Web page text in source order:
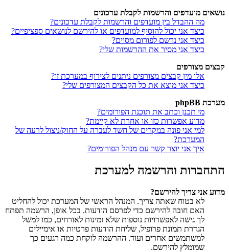
נושאים מועדפים והרשמות לקבלת עדכונים
מה ההבדל בין מועדפים והרשמות לקבלת עדכונים?
כיצד אני יכול להוסיף למועדפים או להירשם לנושאים ספציפיים?
כיצד אני נרשם לפורום מסוים?
כיצד אני מסיר את ההרשמות שלי?
קבצים מצורפים
אלו מין קבצים מצורפים ניתנים לצירוף במערכת זו?
כיצד אני מוצא את כל הקבצים המצורפים שלי?
מערכת phpBB
מי תכנן וכתב את תוכנת הפורומים?
מדוע אפשרות כזו או אחרת לא קיימת?
למי אני פונה במקרים של חשד לעברה על החוק/ניצול לרעה של
המערכת?
איך אני יוצר קשר עם מנהל הפורומים?
התחברות והרשמה למערכת
מדוע אני צריך להירשם?
לא בטוח שאתה צריך. המנהל הראשי של המערכת יכול להחליט
האם חובה להירשם כדי לפרסם הודעות. בכל אופן, הרשמה תפתח
לך גישה לאפשרויות נוספות שלא זמינות לאורחים, כמו למשל
הגדרת תמונת פרופיל, שליחת הודעות פרטיות או אימיילים
למשתמשים אחרים ועוד. ההרשמה לוקחת כמה רגעים כך
שמומלץ להירשם.